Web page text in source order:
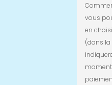
vous
en
(dans la